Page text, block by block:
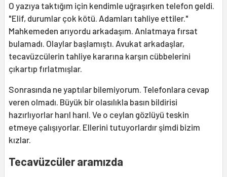
O yazıya taktığım için kendimle uğraşırken telefon geldi.
"Elif, durumlar çok kötü. Adamları tahliye ettiler."
Mahkemeden arıyordu arkadaşım. Anlatmaya fırsat
bulamadı. Olaylar başlamıştı. Avukat arkadaşlar,
tecavüzcülerin tahliye kararına karşın cübbelerini
çıkartıp fırlatmışlar.
Sonrasında ne yaptılar bilemiyorum. Telefonlara cevap
veren olmadı. Büyük bir olasılıkla basın bildirisi
hazırlıyorlar harıl harıl. Ve o ceylan gözlüyü teskin
etmeye çalışıyorlar. Ellerini tutuyorlardır şimdi bizim
kızlar.
Tecavüzcüler aramızda